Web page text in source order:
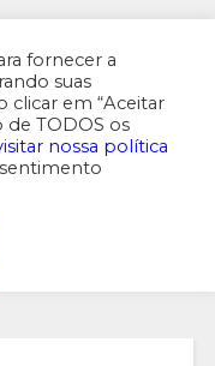
fornecer a
suas
clicar em “Aceitar
de TODOS os
nossa política